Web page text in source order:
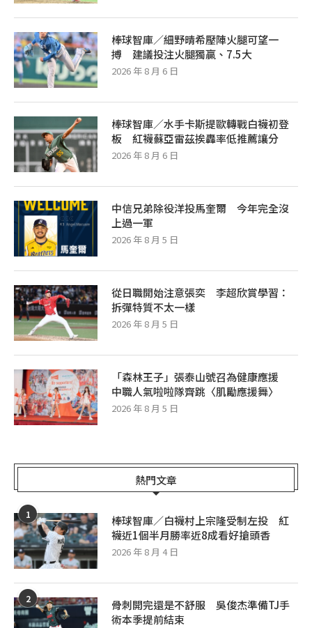
棒球智庫／細野晴希壓陣火腿可望一
搏 建議投注火腿獨贏、7.5大
2026 年 8 月 6 日
棒球智庫／水手卡斯提歐轉戰白襪初登
板 紅襪蘇亞雷茲挨轟率低推薦讓分
2026 年 8 月 6 日
中信兄弟除役洋投馬奎爾 今年完全沒
上過一軍
2026 年 8 月 5 日
從日職開始注意張奕 李超欣賞學習：
拆彈特質不太一樣
2026 年 8 月 5 日
「森林王子」張泰山號召為健康應援
中職人氣啦啦隊齊跳〈肌勵應援舞〉
2026 年 8 月 5 日
熱門文章
1
棒球智庫／白襪村上宗隆受制左投 紅
襪近1個半月勝率近8成看好搶頭香
2026 年 8 月 4 日
2
骨刺開完還是不舒服 吳俊杰準備TJ手
術本季提前結束